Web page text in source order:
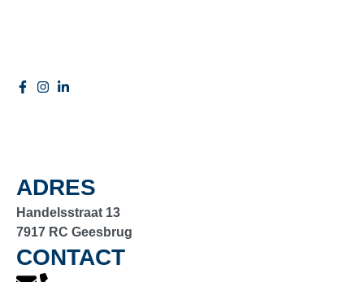
ADRES
Handelsstraat 13
7917 RC Geesbrug
CONTACT